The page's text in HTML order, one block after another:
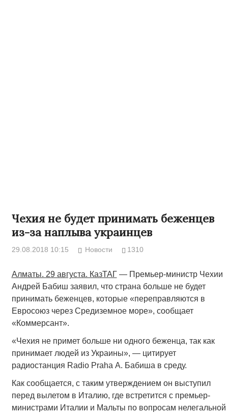
Чехия не будет принимать беженцев
из-за наплыва украинцев
29.08.2018 10:15 Новости 1310
Алматы. 29 августа. КазТАГ— Премьер-министр Чехии
Андрей Бабиш заявил, что страна больше не будет
принимать беженцев, которые «переправляются в
Евросоюз через Средиземное море», сообщает
«Коммерсант».
«Чехия не примет больше ни одного беженца, так как
принимает людей из Украины», — цитирует
радиостанция Radio Praha А. Бабиша в среду.
Как сообщается, с таким утверждением он выступил
перед вылетом в Италию, где встретится с премьер-
министрами Италии и Мальты по вопросам нелегальной